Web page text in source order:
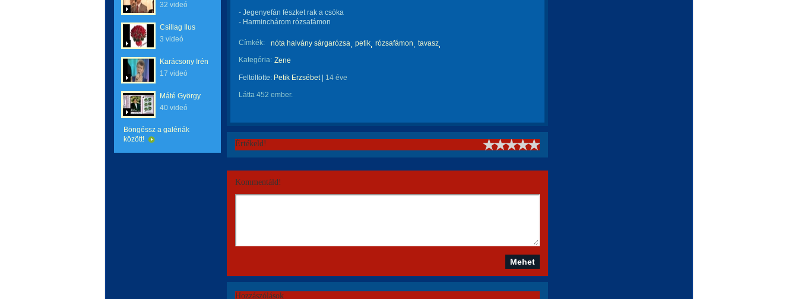
32 videó
Csillag Ilus
3 videó
Karácsony Irén
17 videó
Máté György
40 videó
Böngéssz a galériák
között!
- Jegenyefán fészket rak a csóka
- Harminchárom rózsafámon
Címkék: nóta halvány sárgarózsa petik rózsafámon
tavasz
Kategória: Zene
Feltöltötte: Petik Erzsébet| 14 éve
Látta 452 ember.
Értékeld!
Kommentáld!
Hozzászólások